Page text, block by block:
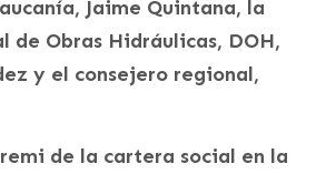
Jaime Quintana, la
de Obras Hidráulicas, DOH,
y el consejero regional,
de la cartera social en la